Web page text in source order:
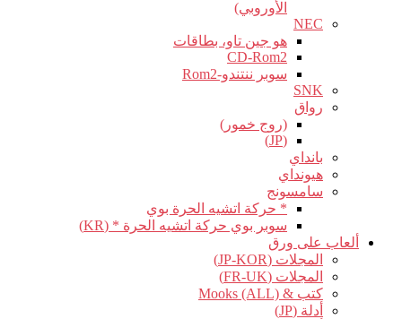
الأوروبي)
NEC
هو جين تاو، بطاقات
CD-Rom2
سوبر ننتندو-Rom2
SNK
رواق
(روج خمور)
(JP)
بانداي
هيونداي
سامسونج
* حركة اتشيه الحرة بوي
سوبر بوي حركة اتشيه الحرة * (KR)
ألعاب على ورق
المجلات (JP-KOR)
المجلات (FR-UK)
كتب & Mooks (ALL)
أدلة (JP)